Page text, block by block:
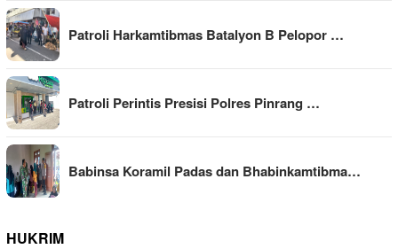
Patroli Harkamtibmas Batalyon B Pelopor …
Patroli Perintis Presisi Polres Pinrang …
Babinsa Koramil Padas dan Bhabinkamtibma…
HUKRIM